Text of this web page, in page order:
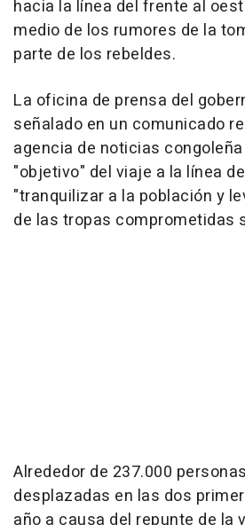
hacia la línea del frente al
medio de los rumores de la
parte de los rebeldes.
La oficina de prensa del
señalado en un comunicado
agencia de noticias congoleña
"objetivo" del viaje a la línea
"tranquilizar a la población y
de las tropas comprometidas
Alrededor de 237.000
desplazadas en las dos